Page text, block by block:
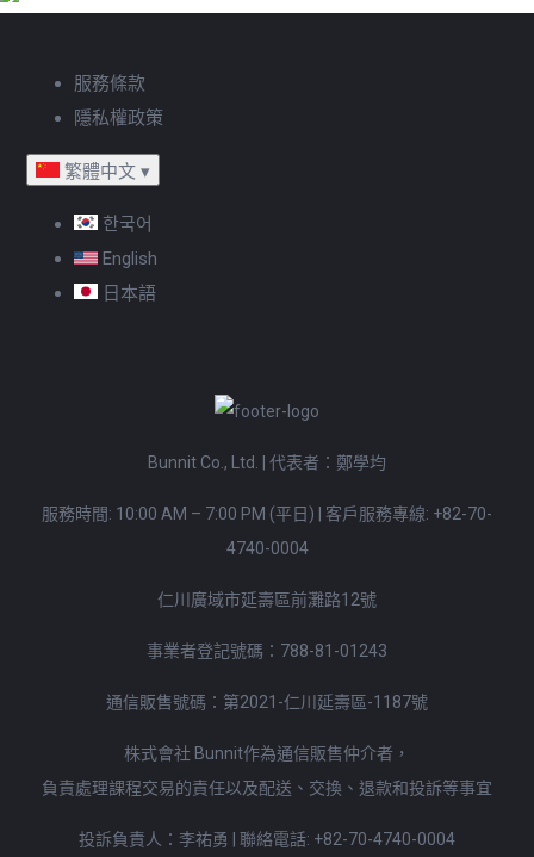
服務條款
隱私權政策
繁體中文 ▾
한국어
English
日本語
Bunnit Co., Ltd. | 代表者：鄭學均
服務時間: 10:00 AM – 7:00 PM (平日) 客戶服務專線: +82-70-
4740-0004
仁川廣域市延壽區前灘路12號
事業者登記號碼：788-81-01243
通信販售號碼：第2021-仁川延壽區-1187號
株式會社 Bunnit作為通信販售仲介者，
負責處理課程交易的責任以及配送、交換、退款和投訴等事宜
投訴負責人：李祐勇 | 聯絡電話: +82-70-4740-0004